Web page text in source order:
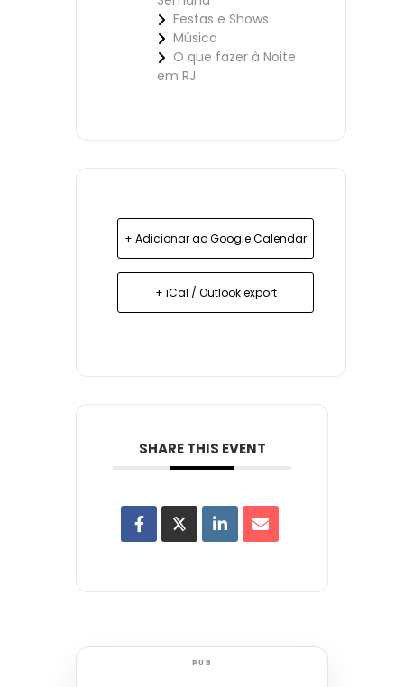
Festas e Shows
Música
O que fazer à Noite
em RJ
+ Adicionar ao Google Calendar
+ iCal / Outlook export
SHARE THIS EVENT
PUB